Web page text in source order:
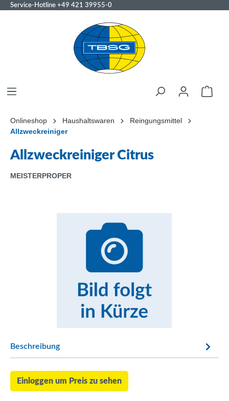
Service-Hotline +49 421 39955-0
Onlineshop Haushaltswaren
Reingungsmittel
Allzweckreiniger
Allzweckreiniger Citrus
MEISTERPROPER
Beschreibung
Einloggen um Preis zu sehen